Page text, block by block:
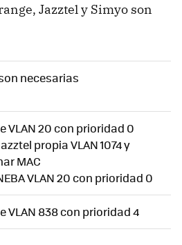
Jazztel y Simyo son
necesarias
VLAN 20 con prioridad 0
propia VLAN 1074 y
MAC
VLAN 20 con prioridad 0
VLAN 838 con prioridad 4